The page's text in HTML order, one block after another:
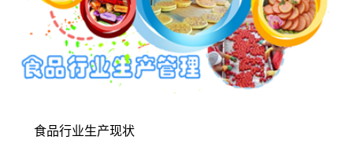
食品行业生产现状